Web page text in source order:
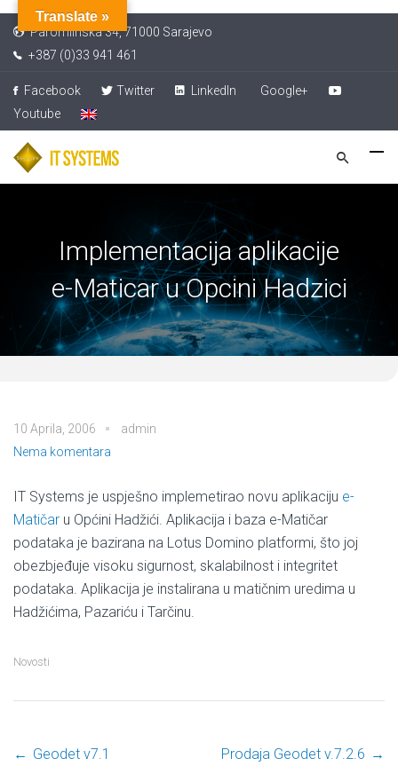
Paromlinska 34, 71000 Sarajevo
+387 (0)33 941 461
Facebook Twitter LinkedIn
Google+
Youtube
Implementacija aplikacije
e-Maticar u Opcini Hadzici
10 Aprila, 2006
admin
Nema komentara
IT Systems je uspješno implemetirao novu aplikaciju e-
Matičar u Općini Hadžići. Aplikacija i baza e-Matičar
podataka je bazirana na Lotus Domino platformi, što joj
obezbjeđuje visoku sigurnost, skalabilnost i integritet
podataka. Aplikacija je instalirana u matičnim uredima u
Hadžićima, Pazariću i Tarčinu.
Novosti
← Geodet v7.1 Prodaja Geodet v.7.2.6 →
Translate »